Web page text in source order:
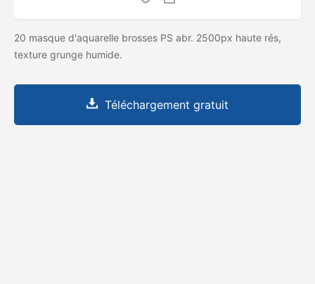
20 masque d'aquarelle brosses PS abr. 2500px haute rés,
texture grunge humide.
Téléchargement gratuit